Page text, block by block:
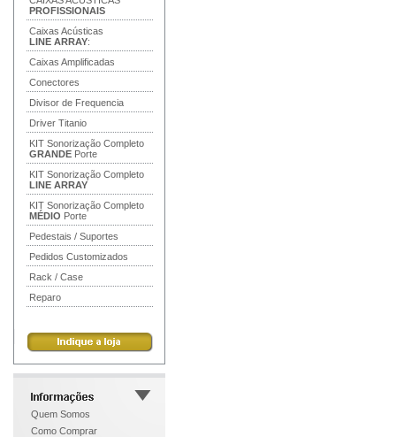
PROFISSIONAIS
Caixas Acústicas
LINE ARRAY:
Caixas Amplificadas
Conectores
Divisor de Frequencia
Driver Titanio
KIT Sonorização Completo
GRANDE Porte
KIT Sonorização Completo
LINE ARRAY
KIT Sonorização Completo
MÉDIO Porte
Pedestais / Suportes
Pedidos Customizados
Rack / Case
Reparo
Quem Somos
Como Comprar